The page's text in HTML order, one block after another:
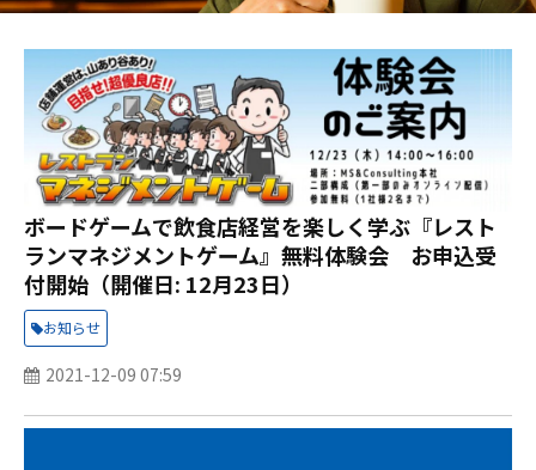
ボードゲームで飲食店経営を楽しく学ぶ『レスト
ランマネジメントゲーム』無料体験会 お申込受
付開始（開催日: 12月23日）
お知らせ
2021-12-09 07:59